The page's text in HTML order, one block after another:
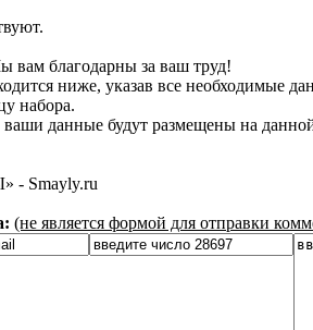
вам благодарны за ваш труд!
ниже, указав все необходимые
набора.
данные будут размещены на
- Smayly.ru
(не является формой для отправки